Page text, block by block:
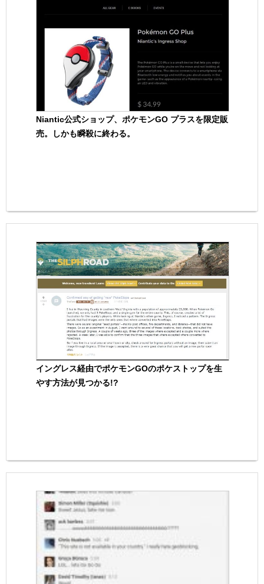
Niantic公式ショップ、ポケモンGO プラスを限定販
売。しかも瞬殺に終わる。
イングレス経由でポケモンGOのポケストップを生
やす方法が見つかる!?